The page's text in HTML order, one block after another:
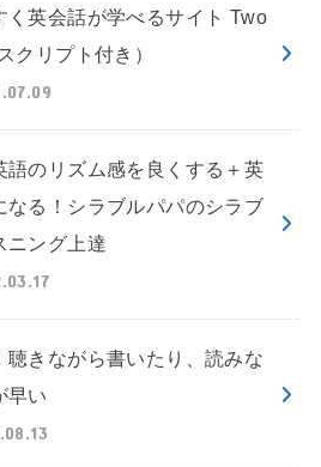
く英会話が学べるサイト Two
クリプト付き）
語のリズム感を良くする＋英
なる！シラブルパパのシラブ
ニング上達
きながら書いたり、読みな
早い